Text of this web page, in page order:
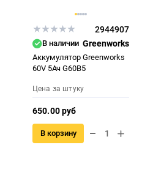
2944907
В наличии Greenworks
Аккумулятор Greenworks
60V 5Ач G60B5
Цена за штуку
650.00 руб
В корзину